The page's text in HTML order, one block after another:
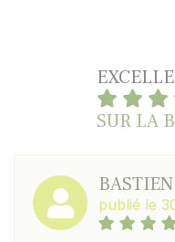
SUR LA
publié le